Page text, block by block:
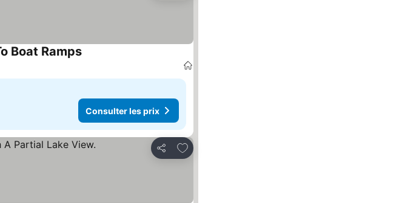
Boat RampsConsulter les prix
Consulter les prix
Partager
Ajouter à mes favoris